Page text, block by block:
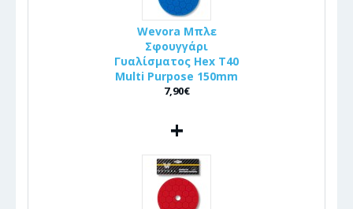
Wevora Μπλε
Σφουγγάρι
Γυαλίσματος Hex T40
Multi Purpose 150mm
7,90€
+